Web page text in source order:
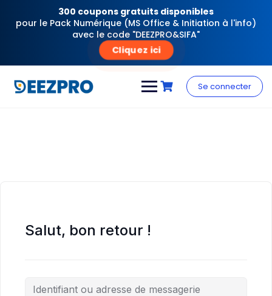
300 coupons gratuits disponibles
pour le Pack Numérique (MS Office & Initiation à l'info)
avec le code "DEEZPRO&SIFA"
Cliquez ici
content
Se connecter
Salut, bon retour !